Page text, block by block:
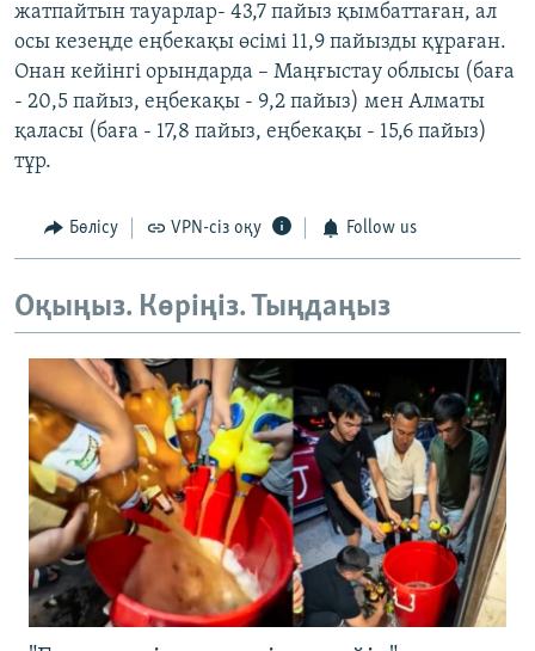
жатпайтын тауарлар- 43,7 пайыз қымбаттаған, ал
осы кезеңде еңбекақы өсімі 11,9 пайызды құраған.
Онан кейінгі орындарда – Маңғыстау облысы (баға
- 20,5 пайыз, еңбекақы - 9,2 пайыз) мен Алматы
қаласы (баға - 17,8 пайыз, еңбекақы - 15,6 пайыз)
тұр.
Бөлісу VPN-сіз оқу Follow us
Оқыңыз. Көріңіз. Тыңдаңыз